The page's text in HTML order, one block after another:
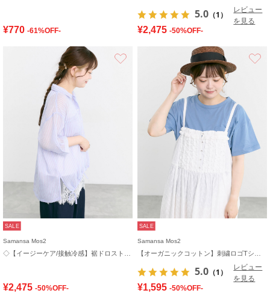
¥770 -61%OFF-
5.0 （1）
レビュー
を見る
¥2,475 -50%OFF-
SALE
Samansa Mos2
¥2,475 -50%OFF-
SALE
Samansa Mos2
5.0 （1）
レビュー
を見る
¥1,595 -50%OFF-